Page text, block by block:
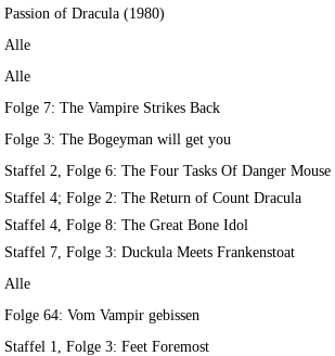
Passion of Dracula (1980)
Alle
Alle
Folge 7: The Vampire Strikes Back
Folge 3: The Bogeyman will get you
Staffel 2, Folge 6: The Four Tasks Of Danger Mouse
Staffel 4; Folge 2: The Return of Count Dracula
Staffel 4, Folge 8: The Great Bone Idol
Staffel 7, Folge 3: Duckula Meets Frankenstoat
Alle
Folge 64: Vom Vampir gebissen
Staffel 1, Folge 3: Feet Foremost